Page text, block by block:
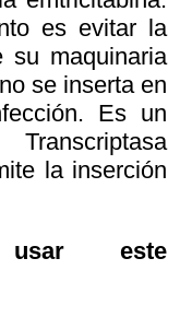
es evitar la
su maquinaria
se inserta en
Es un
la inserción
usar este